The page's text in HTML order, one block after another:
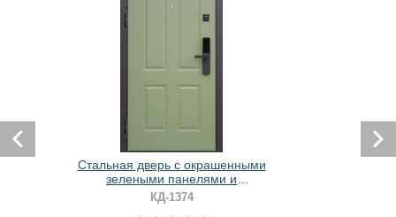
Стальная дверь с окрашенными
зелеными панелями и
биометрическим замком
КД-1374